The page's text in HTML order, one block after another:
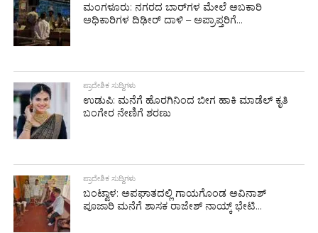
ಮಂಗಳೂರು: ನಗರದ ಬಾರ್‌ಗಳ ಮೇಲೆ ಅಬಕಾರಿ
ಅಧಿಕಾರಿಗಳ ದಿಢೀರ್ ದಾಳಿ – ಅಪ್ರಾಪ್ತರಿಗೆ...
ಪ್ರಾದೇಶಿಕ ಸುದ್ದಿಗಳು
ಉಡುಪಿ: ಮನೆಗೆ ಹೊರಗಿನಿಂದ ಬೀಗ ಹಾಕಿ ಮಾಡೆಲ್ ಕೃತಿ
ಬಂಗೇರ ನೇಣಿಗೆ ಶರಣು
ಪ್ರಾದೇಶಿಕ ಸುದ್ದಿಗಳು
ಬಂಟ್ವಾಳ: ಅಪಘಾತದಲ್ಲಿ ಗಾಯಗೊಂಡ ಅವಿನಾಶ್
ಪೂಜಾರಿ ಮನೆಗೆ ಶಾಸಕ ರಾಜೇಶ್ ನಾಯ್ಕ್ ಭೇಟಿ...